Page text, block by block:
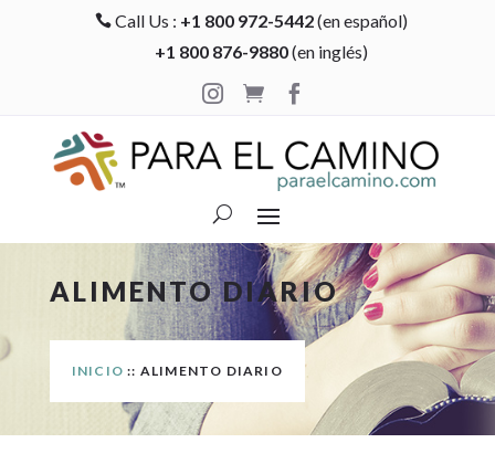
 Call Us : +1 800 972-5442(en español)
+1 800 876-9880(en inglés)

 
ALIMENTO DIARIO
INICIO :: ALIMENTO DIARIO